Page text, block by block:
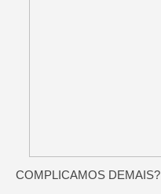
COMPLICAMOS DEMAIS?